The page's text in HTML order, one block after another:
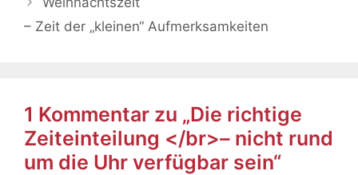
– Zeit der „kleinen“ Aufmerksamkeiten
1 Kommentar zu „Die richtige
Zeiteinteilung </br>– nicht rund
um die Uhr verfügbar sein“